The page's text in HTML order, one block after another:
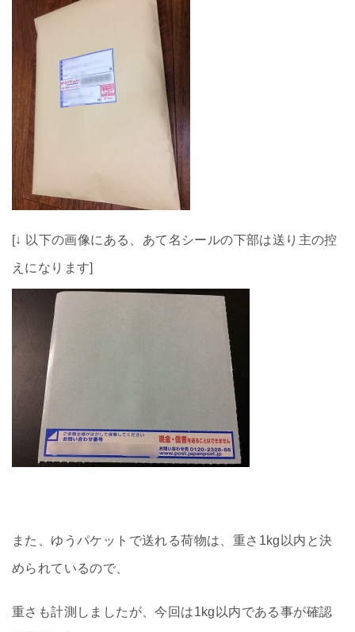
[↓ 以下の画像にある、あて名シールの下部は送り主の控
えになります]
また、ゆうパケットで送れる荷物は、重さ1kg以内と決
められているので、
重さも計測しましたが、今回は1kg以内である事が確認